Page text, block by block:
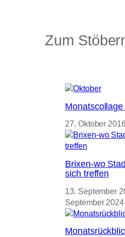
Zum
27. Oktober 2016
Brixen-wo
sich treffen
13. September
September 2024